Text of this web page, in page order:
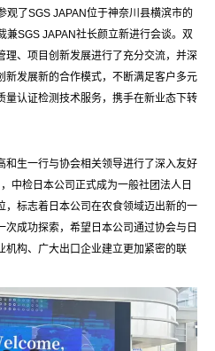
观了SGS JAPAN位于神奈川县横滨市的
兼SGS JAPAN社长颜立新进行会谈。双
、项目创新发展进行了充分交流，并深
新发展新的合作模式，不断满足客户多元
量认证检测技术服务，携手在新业态下转
和生一行与协会相关领导进行了深入友好
中检日本公司正式成为一般社团法人日
，标志着日本公司在农食领域迈出新的一
成功探索，希望日本公司通过协会与日
机构、广大出口企业建立更加紧密的联